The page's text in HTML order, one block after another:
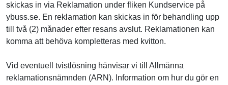
skickas in via Reklamation under fliken Kundservice på
ybuss.se. En reklamation kan skickas in för behandling upp
till två (2) månader efter resans avslut. Reklamationen kan
komma att behöva kompletteras med kvitton.
Vid eventuell tvistlösning hänvisar vi till Allmänna
reklamationsnämnden (ARN). Information om hur du gör en